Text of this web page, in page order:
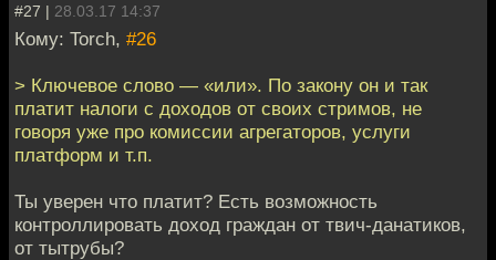
#27 | 28.03.17 14:37
Кому: Torch, #26
> Ключевое слово — «или». По закону он и так
платит налоги с доходов от своих стримов, не
говоря уже про комиссии агрегаторов, услуги
платформ и т.п.
Ты уверен что платит? Есть возможность
контроллировать доход граждан от твич-данатиков,
от тытрубы?